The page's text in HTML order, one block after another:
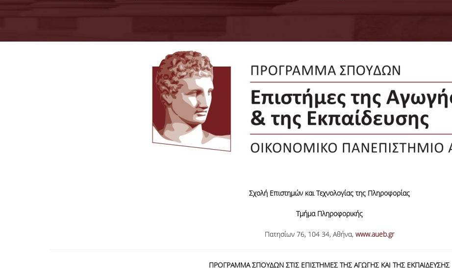
Σχολή Επιστημών και Τεχνολογίας της Πληροφορίας
Τμήμα Πληροφορικής
Πατησίων 76, 104 34, Αθήνα, www.aueb.gr
ΠΡΟΓΡΑΜΜΑ ΣΠΟΥΔΩΝ ΣΤΙΣ ΕΠΙΣΤΗΜΕΣ ΤΗΣ ΑΓΩΓΗΣ ΚΑΙ ΤΗΣ ΕΚΠΑΙΔΕΥΣΗΣ